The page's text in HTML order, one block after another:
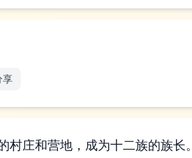
享
庄和营地，成为十二族的族长。